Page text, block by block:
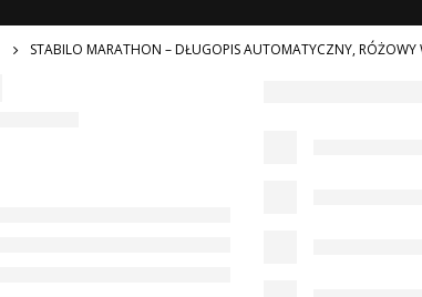
STABILO MARATHON – DŁUGOPIS AUTOMATYCZNY, RÓŻOWY